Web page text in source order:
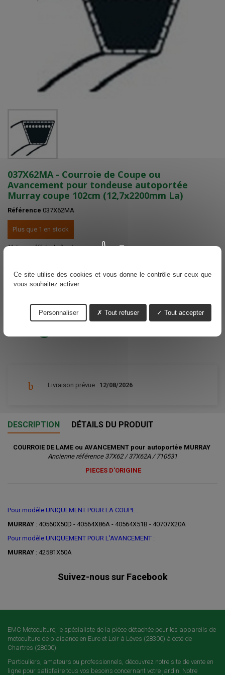
037X62MA - Courroie de Coupe ou
Avancement pour tondeuse autoportée
Murray coupe 102cm (12,7x2200mm La)
Référence 037X62MA
Plus que 1 en stock
Voir nos délais de livraisons
Livraison prévue : 12/08/2026
DESCRIPTION DÉTAILS DU PRODUIT
COURROIE DE LAME ou AVANCEMENT pour autoportée MURRAY
Ancienne référence 37X62 / 37X62A / 710531
PIECES D'ORIGINE
Pour modèle UNIQUEMENT POUR LA COUPE :
MURRAY : 40560X50D - 40564X86A - 40564X51B - 40707X20A
Pour modèle UNIQUEMENT POUR L'AVANCEMENT :
MURRAY : 42581X50A
Suivez-nous sur Facebook
EMC Motoculture, le spécialiste de la pièce détachée pour les appareils de
motoculture de plaisance en Eure et Loir à Lèves (28300) à coté de
Chartres (28000).
Particuliers, amateurs ou professionnels, découvrez notre site de vente en
ligne pour satisfaire tous vos besoins concernant votre jardin. Notre
Ce site utilise des cookies et vous donne le contrôle sur ceux que
vous souhaitez activer
Tout accepter
Tout refuser
Personnaliser